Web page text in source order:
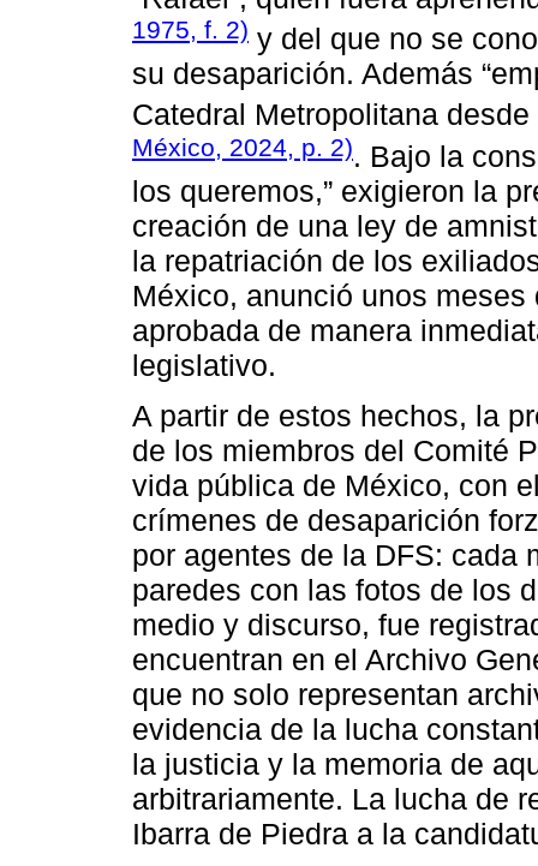
1975, f. 2) y del que no se
su desaparición. Además
Catedral Metropolitana
México, 2024, p. 2). Bajo la
los queremos,” exigieron la
creación de una ley de
la repatriación de los
México, anunció unos
aprobada de manera
legislativo.
A partir de estos hechos, la
de los miembros del Comité
vida pública de México, con
crímenes de desaparición
por agentes de la DFS: cada
paredes con las fotos de los
medio y discurso, fue
encuentran en el Archivo
que no solo representan
evidencia de la lucha
la justicia y la memoria de
arbitrariamente. La lucha de
Ibarra de Piedra a la